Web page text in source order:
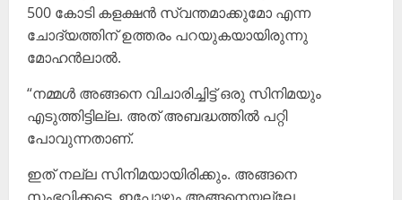
500 കോടി കളക്ഷൻ സ്വന്തമാക്കുമോ എന്ന
ചോദ്യത്തിന് ഉത്തരം പറയുകയായിരുന്നു
മോഹൻലാൽ.
“നമ്മൾ അങ്ങനെ വിചാരിച്ചിട്ട് ഒരു സിനിമയും
എടുത്തിട്ടില്ല. അത് അബദ്ധത്തിൽ പറ്റി
പോവുന്നതാണ്.
ഇത് നല്ല സിനിമയായിരിക്കും. അങ്ങനെ